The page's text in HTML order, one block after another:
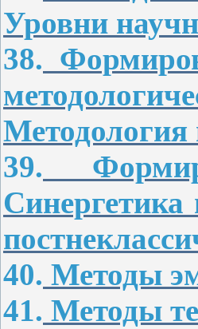
Уровни
38.
Методология
39.
Синергетика
40. Методы
41. Методы